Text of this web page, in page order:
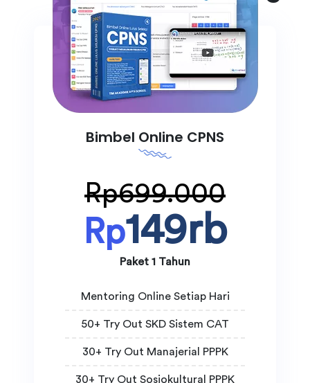
Bimbel Online CPNS
Rp699.000
Rp149rb
Paket 1 Tahun
Mentoring Online Setiap Hari
50+ Try Out SKD Sistem CAT
30+ Try Out Manajerial PPPK
30+ Try Out Sosiokultural PPPK